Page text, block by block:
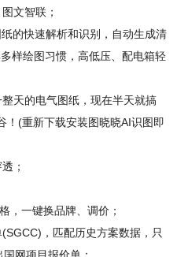
文智联；
纸的快速解析和识别，自动生成清
样绘图习惯，高低压、配电箱轻
整天的电气图纸，现在半天就搞
！(重新下载安装图晓晓AI识图即
；
，一键换品牌、调价；
(SGCC)，匹配历史方案数据，只